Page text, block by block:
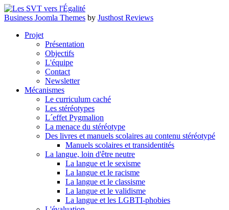
Business Joomla Themes by Justhost Reviews
Projet
Présentation
Objectifs
L'équipe
Contact
Newsletter
Mécanismes
Le curriculum caché
Les stéréotypes
L´effet Pygmalion
La menace du stéréotype
Des livres et manuels scolaires au contenu stéréotypé
Manuels scolaires et transidentités
La langue, loin d'être neutre
La langue et le sexisme
La langue et le racisme
La langue et le classisme
La langue et le validisme
La langue et les LGBTI-phobies